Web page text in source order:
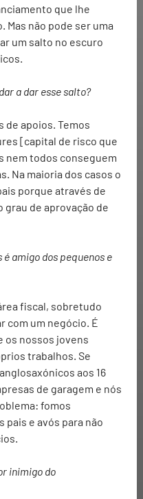
que lhe
Mas não pode ser uma
um salto no escuro
a dar esse salto?
de apoios. Temos
[capital de risco que
nem todos conseguem
Na maioria dos casos o
porque através de
de aprovação de
amigo dos pequenos e
fiscal, sobretudo
com um negócio. É
os nossos jovens
trabalhos. Se
aos 16
de garagem e nós
fomos
e avós para não
inimigo do